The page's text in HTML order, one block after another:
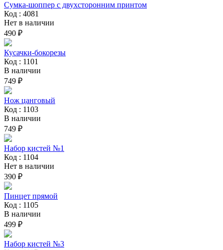
Сумка-шоппер с двухсторонним принтом
Код : 4081
Нет в наличии
490 ₽
Кусачки-бокорезы
Код : 1101
В наличии
749 ₽
Нож цанговый
Код : 1103
В наличии
749 ₽
Набор кистей №1
Код : 1104
Нет в наличии
390 ₽
Пинцет прямой
Код : 1105
В наличии
499 ₽
Набор кистей №3